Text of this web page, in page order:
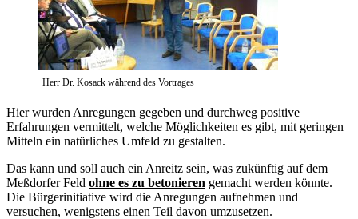
Herr Dr. Kosack während des Vortrages
Hier wurden Anregungen gegeben und durchweg positive
Erfahrungen vermittelt, welche Möglichkeiten es gibt, mit geringen
Mitteln ein natürliches Umfeld zu gestalten.
Das kann und soll auch ein Anreitz sein, was zukünftig auf dem
Meßdorfer Feld ohne es zu betonieren gemacht werden könnte.
Die Bürgerinitiative wird die Anregungen aufnehmen und
versuchen, wenigstens einen Teil davon umzusetzen.